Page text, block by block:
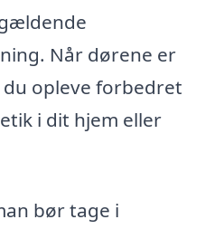
Når dørene er
opleve forbedret
i dit hjem eller
bør tage i